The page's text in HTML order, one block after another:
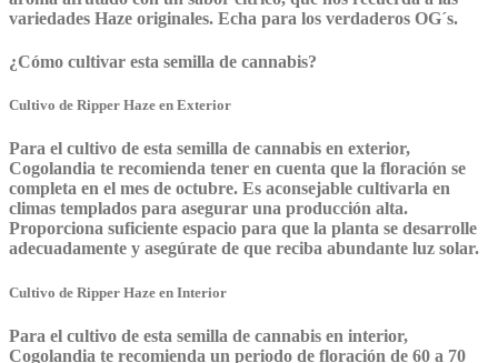
variedades Haze originales. Echa para los verdaderos OG´s.
¿Cómo cultivar esta semilla de cannabis?
Cultivo de Ripper Haze en Exterior
Para el cultivo de esta semilla de cannabis en exterior,
Cogolandia te recomienda tener en cuenta que la floración se
completa en el mes de octubre. Es aconsejable cultivarla en
climas templados para asegurar una producción alta.
Proporciona suficiente espacio para que la planta se desarrolle
adecuadamente y asegúrate de que reciba abundante luz solar.
Cultivo de Ripper Haze en Interior
Para el cultivo de esta semilla de cannabis en interior,
Cogolandia te recomienda un periodo de floración de 60 a 70